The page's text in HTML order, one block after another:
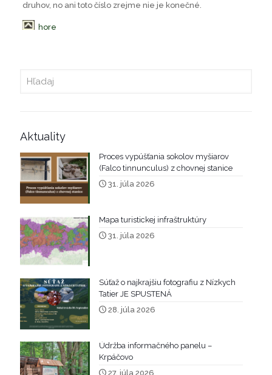
druhov, no ani toto číslo zrejme nie je konečné.
hore
Aktuality
Proces vypúšťania sokolov myšiarov
(Falco tinnunculus) z chovnej stanice
31. júla 2026
Mapa turistickej infraštruktúry
31. júla 2026
Súťaž o najkrajšiu fotografiu z Nízkych
Tatier JE SPUSTENÁ
28. júla 2026
Údržba informačného panelu –
Krpáčovo
27. júla 2026